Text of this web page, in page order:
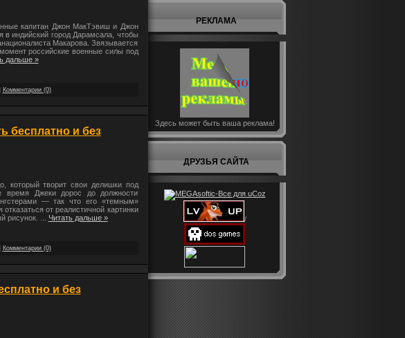
капитан Джон МакТэвиш и Джон
индийский город Дарамсала, чтобы
Макарова. Звязывается
российские военные силы под
дальше »
Комментарии (0)
бесплатно и без
который творит свои делишки под
время Джеки дорос до должности
— так что его «темным»
от реалистичной картинки
рисунок. ... Читать дальше »
Комментарии (0)
и без
РЕКЛАМА
Здесь может быть ваша реклама!
ДРУЗЬЯ САЙТА
/